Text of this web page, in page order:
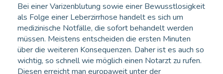
Bei einer Varizenblutung sowie einer Bewusstlosigkeit
als Folge einer Leberzirrhose handelt es sich um
medizinische Notfälle, die sofort behandelt werden
müssen. Meistens entscheiden die ersten Minuten
über die weiteren Konsequenzen. Daher ist es auch so
wichtig, so schnell wie möglich einen Notarzt zu rufen.
Diesen erreicht man europaweit unter der